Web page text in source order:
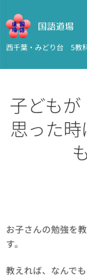
国語道場
西千葉・みどり台 5教
子どもが
思った
お子さんの勉強を
す。
教えれば、なんで